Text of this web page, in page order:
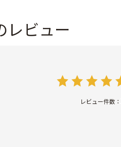
レビュー
レビュー件数：